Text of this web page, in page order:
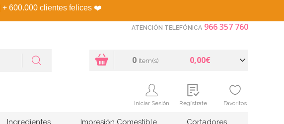
| + 600.000 clientes felices ❤️
ATENCIÓN TELEFÓNICA 966 357 760
0 Item(s) 0,00€
Iniciar Sesión Regístrate Favoritos
Ingredientes Impresión Comestible Cortadores